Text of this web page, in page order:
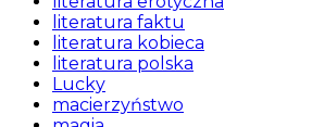
literatura faktu
literatura kobieca
literatura polska
Lucky
macierzyństwo